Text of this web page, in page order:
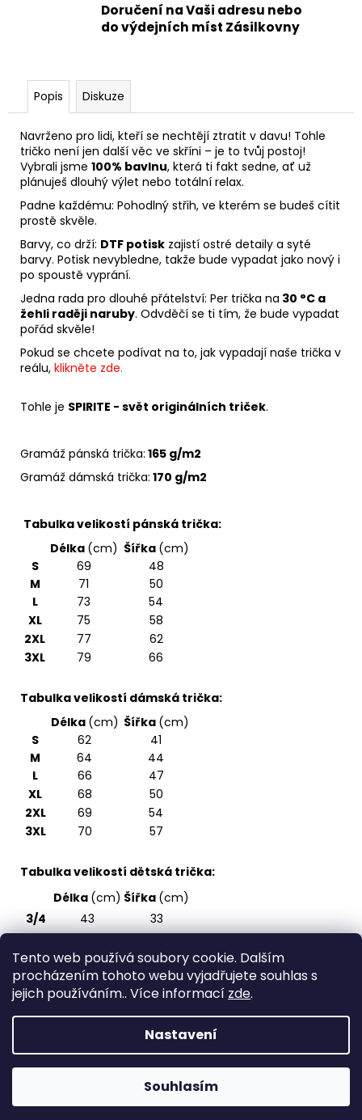
Tento web používá soubory cookie. Dalším
procházením tohoto webu vyjadřujete souhlas s
jejich používáním.. Více informací zde.
Nastavení
Souhlasím
Doručení na Vaši adresu nebo
do výdejních míst Zásilkovny
Popis Diskuze
Navrženo pro lidi, kteří se nechtějí ztratit v davu! Tohle
tričko není jen další věc ve skříni – je to tvůj postoj!
Vybrali jsme 100% bavlnu, která ti fakt sedne, ať už
plánuješ dlouhý výlet nebo totální relax.
Padne každému: Pohodlný střih, ve kterém se budeš cítit
prostě skvěle.
Barvy, co drží: DTF potisk zajistí ostré detaily a syté
barvy. Potisk nevybledne, takže bude vypadat jako nový i
po spoustě vyprání.
Jedna rada pro dlouhé přátelství: Per trička na 30 °C a
žehli raději naruby. Odvděčí se ti tím, že bude vypadat
pořád skvěle!
Pokud se chcete podívat na to, jak vypadají naše trička v
reálu, klikněte zde.
Tohle je SPIRITE - svět originálních triček.
Gramáž pánská trička: 165 g/m2
Gramáž dámská trička: 170 g/m2
Tabulka velikostí pánská trička:
Délka (cm) Šířka (cm)
S
69
48
M
71
50
L
73
54
XL
75
58
2XL
77
62
3XL
79 66
Tabulka velikostí dámská trička:
Délka (cm) Šířka (cm)
S
62
41
M
64
44
L
66
47
XL
68
50
2XL
69
54
3XL
70 57
Tabulka velikostí dětská trička:
Délka (cm) Šířka (cm)
3/4
43
33
7/8
51
39
9/10
55
43
11/12
á
a
Copyright 2026Spirite - svět originálních triček.
Všechna práva vyhrazena.